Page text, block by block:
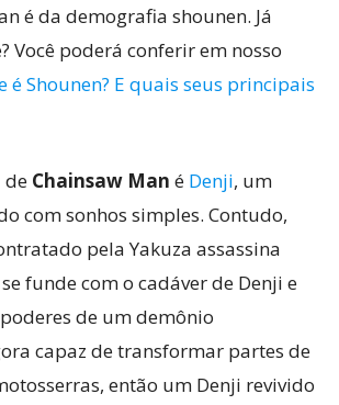
é da demografia shounen. Já
Você poderá conferir em nosso
é Shounen? E quais seus principais
de Chainsaw Man é Denji, um
com sonhos simples. Contudo,
pela Yakuza assassina
se funde com o cadáver de Denji e
de um demônio
capaz de transformar partes de
então um Denji revivido